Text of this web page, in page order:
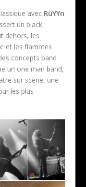
avec RüYYn
un black
dehors, les
et les flammes
concepts band
un one man band,
sur scène, une
les plus